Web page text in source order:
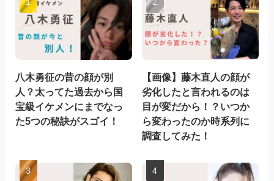
八木勇征の昔の顔が別
人？太ってた過去から国
宝級イケメンにまでなっ
た5つの秘訣がスゴイ！
【画像】藤木直人の顔が
劣化したと言われるのは
目が変だから！？いつか
ら変わったのか時系列に
調査してみた！